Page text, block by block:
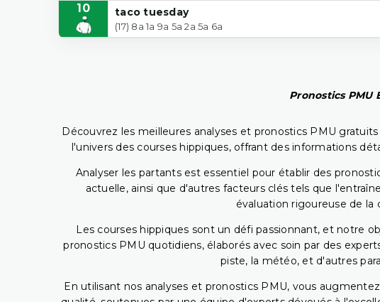
10 taco tuesday
(17) 8a 1a 9a 5a 2a 5a 6a
Pronostics PMU
Découvrez les meilleures analyses et pronostics PMU
l'univers des courses hippiques, offrant des informations
Analyser les partants est essentiel pour établir des
actuelle, ainsi que d'autres facteurs clés tels que
évaluation rigoureuse de la
Les courses hippiques sont un défi passionnant, et notre
pronostics PMU quotidiens, élaborés avec soin par des
piste, la météo, et d'autres
En utilisant nos analyses et pronostics PMU, vous